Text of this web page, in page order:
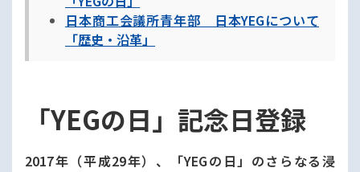
日本商工会議所青年部 日本YEGについて
「歴史・沿革」
「YEGの日」記念日登録
2017年（平成29年）、「YEGの日」のさらなる浸